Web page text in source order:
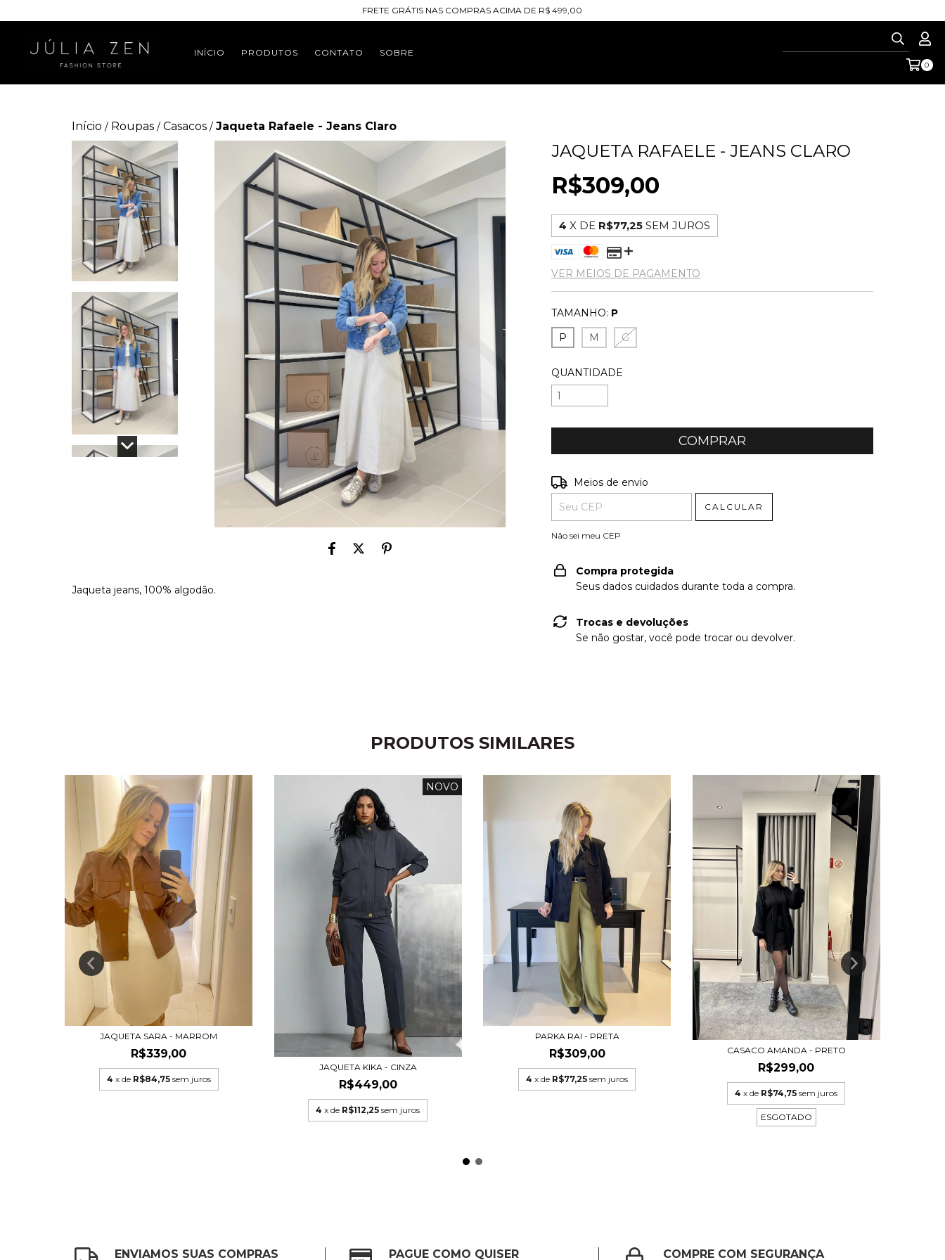
FRETE GRÁTIS NAS COMPRAS ACIMA DE R$ 499,00
INÍCIO PRODUTOS CONTATO SOBRE
0
Início / Roupas / Casacos / Jaqueta Rafaele - Jeans Claro
Jaqueta jeans, 100% algodão.
JAQUETA RAFAELE - JEANS CLARO
R$309,00
4 X DE R$77,25 SEM JUROS
VER MEIOS DE PAGAMENTO
TAMANHO: P
P
M G
QUANTIDADE
Entregas para o CEP:
Meios de envio
CALCULAR
Não sei meu CEP
Compra protegida
Seus dados cuidados durante toda a compra.
Trocas e devoluções
Se não gostar, você pode trocar ou devolver.
PRODUTOS SIMILARES
JAQUETA SARA - MARROM
R$339,00
4 x de R$84,75 sem juros
NOVO
JAQUETA KIKA - CINZA
R$449,00
4 x de R$112,25 sem juros
PARKA RAI - PRETA
R$309,00
4 x de R$77,25 sem juros
CASACO AMANDA - PRETO
R$299,00
4 x de R$74,75 sem juros
ESGOTADO
ENVIAMOS SUAS COMPRAS PAGUE COMO QUISER COMPRE COM SEGURANÇA